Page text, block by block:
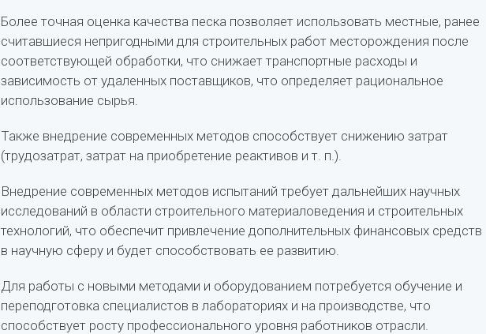
Более точная оценка качества песка позволяет использовать местные, ранее
считавшиеся непригодными для строительных работ месторождения после
соответствующей обработки, что снижает транспортные расходы и
зависимость от удаленных поставщиков, что определяет рациональное
использование сырья.
Также внедрение современных методов способствует снижению затрат
(трудозатрат, затрат на приобретение реактивов и т. п.).
Внедрение современных методов испытаний требует дальнейших научных
исследований в области строительного материаловедения и строительных
технологий, что обеспечит привлечение дополнительных финансовых средств
в научную сферу и будет способствовать ее развитию.
Для работы с новыми методами и оборудованием потребуется обучение и
переподготовка специалистов в лабораториях и на производстве, что
способствует росту профессионального уровня работников отрасли.